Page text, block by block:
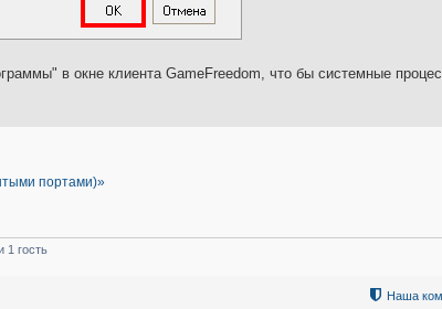
в окне клиента GameFreedom, что бы системные
портами)»
1 гость
Наша